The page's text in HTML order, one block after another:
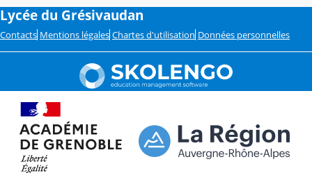
Lycée du Grésivaudan
Contacts Mentions légales Chartes d'utilisation Données personnelles